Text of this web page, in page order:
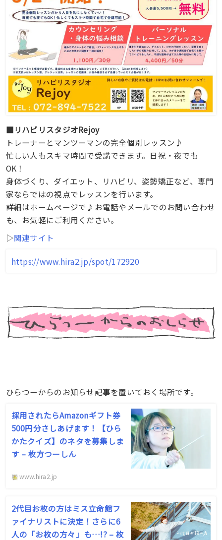
■リハビリスタジオRejoy
トレーナーとマンツーマンの完全個別レッスン♪
忙しい人もスキマ時間で受講できます。日祝・夜でも
OK！
身体づくり、ダイエット、リハビリ、姿勢矯正など、専門
家ならではの視点でレッスンを行います。
詳細はホームページで♪お電話やメールでのお問い合わせ
も、お気軽にご利用ください。
▷関連サイト
https://www.hira2.jp/spot/172920
ひらつーからのお知らせ記事を置いておく場所です。
採用されたらAmazonギフト券
500円分さしあげます！【ひら
かたクイズ】のネタを募集しま
す – 枚方つーしん
www.hira2.jp
2代目お枚の方はミス立命館フ
ァイナリストに決定！さらに6
人の「お枚の方々」も…!? – 枚